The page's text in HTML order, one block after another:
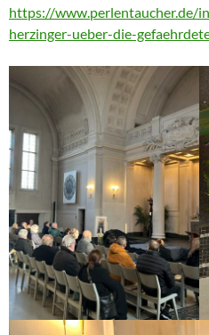
https://www.perlentaucher.de/
herzinger-ueber-die-